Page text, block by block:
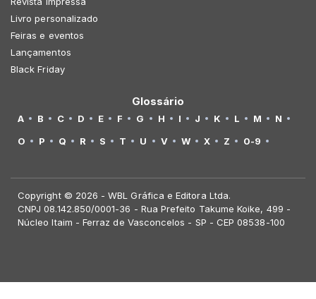
Livro personalizado
Feiras e eventos
Lançamentos
Black Friday
Glossário
A B C D E F G H I J K L M
N
O
P Q R S T U V W X Z 0-9
Copyright © 2026 - WBL Gráfica e Editora Ltda.
CNPJ 08.142.850/0001-36 - Rua Prefeito Takume Koike, 499 -
Núcleo Itaim - Ferraz de Vasconcelos - SP - CEP 08538-100